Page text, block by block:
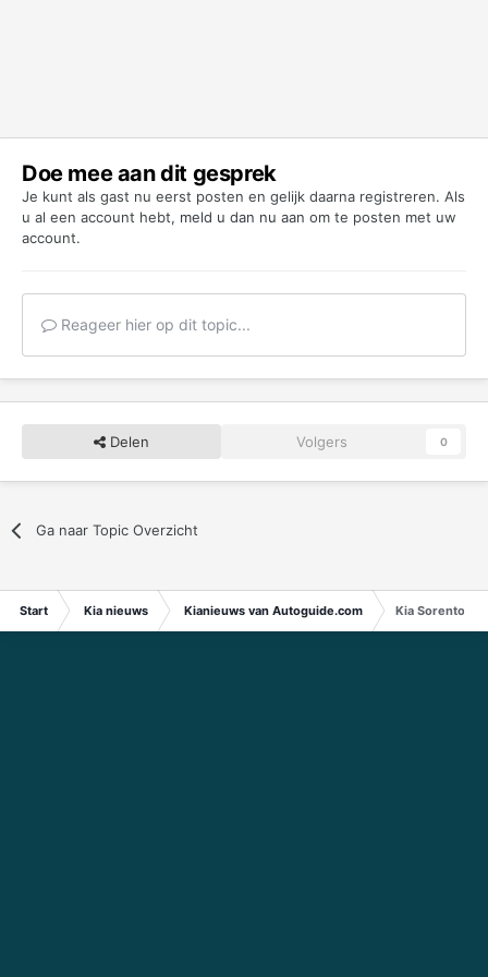
Doe mee aan dit gesprek
Je kunt als gast nu eerst posten en gelijk daarna registreren. Als
u al een account hebt, meld u dan nu aan om te posten met uw
account.
Reageer hier op dit topic...
Delen Volgers 0
Ga naar Topic Overzicht
Start Kia nieuws Kianieuws van Autoguide.com Kia Sorento